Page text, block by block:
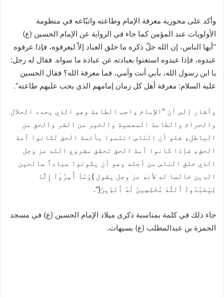
وأكد على محورية معرفة الإمام وطاعته واتبّاعه في منظومة
الأولويات عند المؤمن كما جاء في الرواية عن الإمام الحسين (ع)
“أيها الناس، إن الله جلّ ذكره ما خلق العباد إلاّ ليعرفوه، فإذا عرفوه
عبدوه، فإذا عبدوه استغنوا بعبادته عن عبادة ما سواه. فقال له رجل:
يا ابن رسول الله، بأبي أنت وأمي، فما معرفة الله؟ فقال الحسين
عليه السلام: معرفة أهل كل زمان إمامهم الذي يجب عليهم طاعته”.
وأشار إلى أن “الإمام واجب الطاعة وهو الذي يحدد الحلال
والحرام والطاعة المعصية والخير من الشر والحق من
الباطل، فلو أن الناس ائتموا بأئمة الحق لكانوا أمة
الحق، فإذا كانوا أمة الحق تحقق مشروع الله عز وجل
الذي خلق الناس من أجله وهو أن يكونوا عباداً صالحين
الدين خالصا له لأنه عز وجل يقول }وَمَآ أُمِرُوٓاْ إِلَّا
لِيَعْبُدُواْ ٱللَّهَ مُخْلِصِينَ لَهُ ٱلدِّينَ{“.
جاء ذلك في كلمة بمناسبة ذكرى ميلاد الإمام الحسين (ع) في مسجد
الحمزة بن عبدالمطلب (ع) بسيهات.